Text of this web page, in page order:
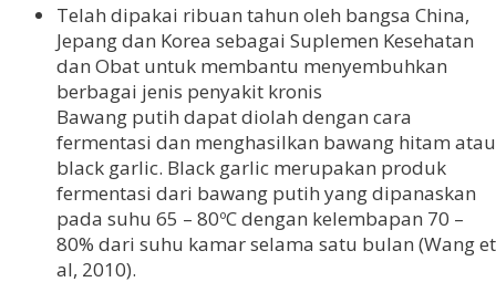
Telah dipakai ribuan tahun oleh bangsa China,
Jepang dan Korea sebagai Suplemen Kesehatan
dan Obat untuk membantu menyembuhkan
berbagai jenis penyakit kronis
Bawang putih dapat diolah dengan cara
fermentasi dan menghasilkan bawang hitam atau
black garlic. Black garlic merupakan produk
fermentasi dari bawang putih yang dipanaskan
pada suhu 65 – 80ºC dengan kelembapan 70 –
80% dari suhu kamar selama satu bulan (Wang et
al, 2010).